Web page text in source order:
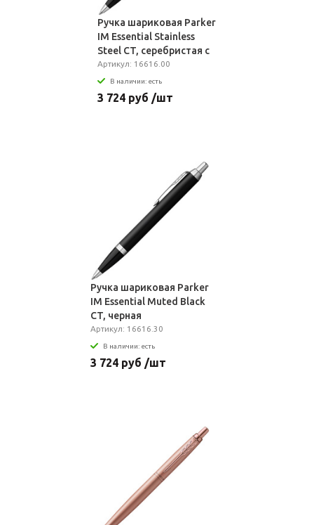
Ручка шариковая Parker
IM Essential Stainless
Steel CT, серебристая с
черным
Артикул: 16616.00
В наличии: есть
3 724 руб /шт
Ручка шариковая Parker
IM Essential Muted Black
CT, черная
Артикул: 16616.30
В наличии: есть
3 724 руб /шт